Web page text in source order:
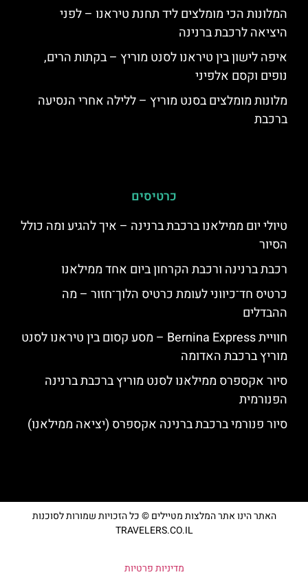
המלונות הכי מומלצים ליד תחנת טיראנו – לפני
היציאה לרכבת ברנינה
איפה לישון בין טיראנו לסנט מוריץ – בקתות הרים,
נופים וקסם אלפיני
מלונות מומלצים בסנט מוריץ – ללילה אחרי הנסיעה
ברכבת
כרטיסים
טיולי יום ממילאנו ברכבת ברנינה – איך להגיע ומה כולל
הסיור
רכבת ברנינה ורכבת הקרחון ביום אחד ממילאנו
כרטיס חד־כיווני לעומת כרטיס הלוך־חזור – מה
ההבדלים
חוויית Bernina Express – מסע קסום בין טיראנו לסנט
מוריץ ברכבת האדומה
סיור אקספרס ממילאנו לסנט מוריץ ברכבת ברנינה
הפנורמית
סיור פנורמי ברכבת ברנינה אקספרס (יציאה ממילאנו)
האתר הינו אתר המלצות מטיילים © כל הזכויות שמורות לסוכנות
TRAVELERS.CO.IL
מדיניות פרטיות